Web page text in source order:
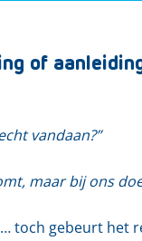
of
vandaan?”
maar bij ons
toch gebeurt het